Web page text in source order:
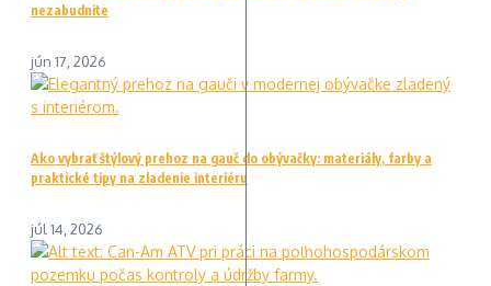
nezabudnite
jún 17, 2026
Ako vybrať štýlový prehoz na gauč do obývačky: materiály, farby a
praktické tipy na zladenie interiéru
júl 14, 2026